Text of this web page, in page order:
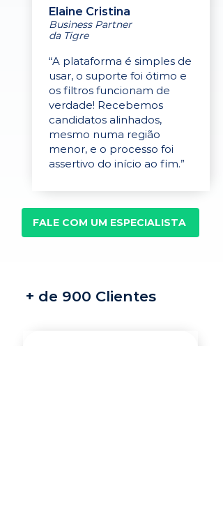
Elaine Cristina
Business Partner
da Tigre
“A plataforma é simples de
usar, o suporte foi ótimo e
os filtros funcionam de
verdade! Recebemos
candidatos alinhados,
mesmo numa região
menor, e o processo foi
assertivo do início ao fim.”
FALE COM UM ESPECIALISTA
+ de 900 Clientes